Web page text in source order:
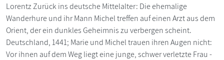
Lorentz Zurück ins deutsche Mittelalter: Die ehemalige
Wanderhure und ihr Mann Michel treffen auf einen Arzt aus dem
Orient, der ein dunkles Geheimnis zu verbergen scheint.
Deutschland, 1441; Marie und Michel trauen ihren Augen nicht:
Vor ihnen auf dem Weg liegt eine junge, schwer verletzte Frau -